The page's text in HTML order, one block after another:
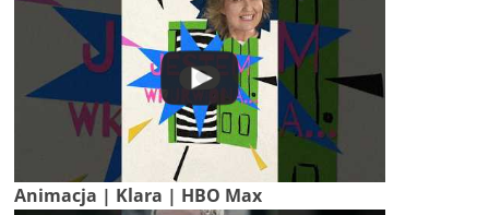
Animacja | Klara | HBO Max